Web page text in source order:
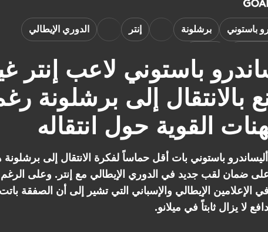
باستوني لاعب إنتر
بالانتقال إلى برشلونة
القوية حول انتقاله
باستوني برشلونة إنتر الدوري الإيطالي
باستوني بات أقل حماساً لفكرة الانتقال إلى
على ضمان لقب جديد في الدوري الإيطالي مع إنتر. وعلى
في الإعلامين الإيطالي والإسباني التي تشير إلى أن الصفقة
لا يزال ثابتاً في ميلانو.